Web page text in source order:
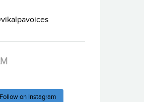
Follow on Instagram